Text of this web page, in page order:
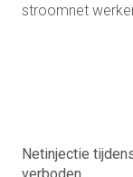
stroomnet
Netinjectie